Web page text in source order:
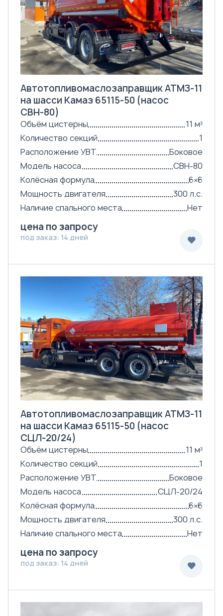
Автотопливомаслозаправщик АТМЗ-11
на шасси Камаз 65115-50 (насос
СВН-80)
Объём цистерны
11 м³
Количество секций
1
Расположение УВТ
Боковое
Модель насоса
СВН-80
Колёсная формула
6×6
Мощность двигателя
300 л.с.
Наличие спального места
Нет
цена по запросу
под заказ: 14 дней
Автотопливомаслозаправщик АТМЗ-11
на шасси Камаз 65115-50 (насос
СЦЛ-20/24)
Объём цистерны
11 м³
Количество секций
1
Расположение УВТ
Боковое
Модель насоса
СЦЛ-20/24
Колёсная формула
6×6
Мощность двигателя
300 л.с.
Наличие спального места
Нет
цена по запросу
под заказ: 14 дней